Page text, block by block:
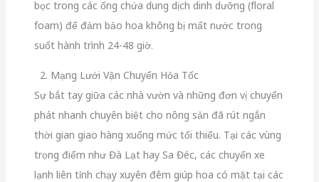
bọc trong các ống chứa dung dịch dinh dưỡng (floral
foam) để đảm bảo hoa không bị mất nước trong
suốt hành trình 24-48 giờ.
2. Mạng Lưới Vận Chuyển Hỏa Tốc
Sự bắt tay giữa các nhà vườn và những đơn vị chuyển
phát nhanh chuyên biệt cho nông sản đã rút ngắn
thời gian giao hàng xuống mức tối thiểu. Tại các vùng
trọng điểm như Đà Lạt hay Sa Đéc, các chuyến xe
lạnh liên tỉnh chạy xuyên đêm giúp hoa có mặt tại các